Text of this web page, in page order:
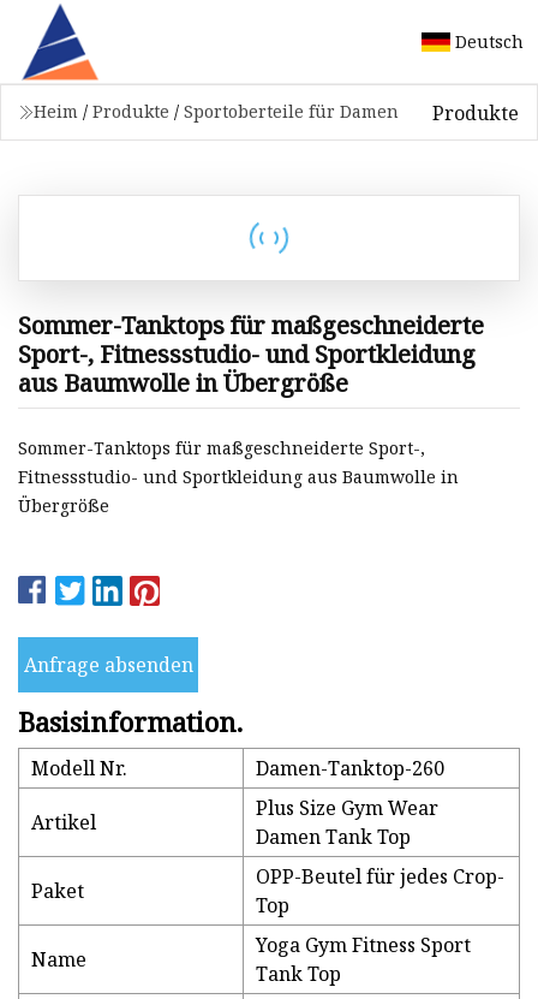
Deutsch
Heim / Produkte / Sportoberteile für Damen Produkte
Sommer-Tanktops für maßgeschneiderte
Sport-, Fitnessstudio- und Sportkleidung
aus Baumwolle in Übergröße
Sommer-Tanktops für maßgeschneiderte Sport-,
Fitnessstudio- und Sportkleidung aus Baumwolle in
Übergröße
Anfrage absenden
Basisinformation.
Modell Nr. Damen-Tanktop-260
Artikel
Plus Size Gym Wear
Damen Tank Top
Paket
OPP-Beutel für jedes Crop-
Top
Name
Yoga Gym Fitness Sport
Tank Top